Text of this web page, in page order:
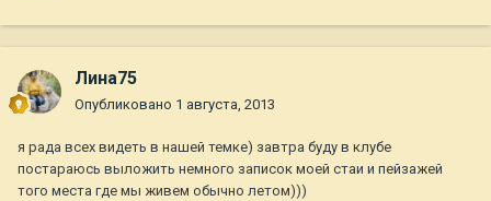
Лина75
Опубликовано 1 августа, 2013
я рада всех видеть в нашей темке) завтра буду в клубе
постараюсь выложить немного записок моей стаи и пейзажей
того места где мы живем обычно летом)))